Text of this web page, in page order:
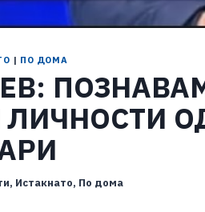
| ПО ДОМА
ЛИЧНОСТИ
, Истакнато, По дома